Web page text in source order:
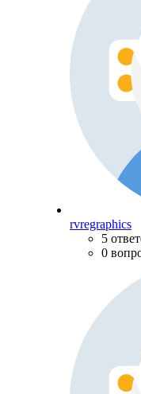
rvregraphics
5
0